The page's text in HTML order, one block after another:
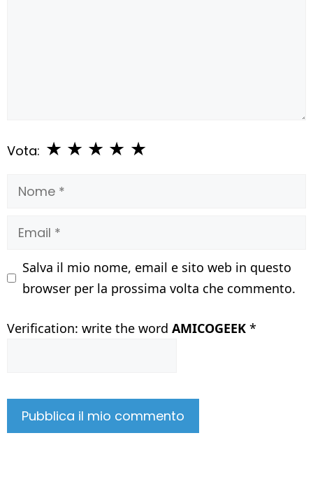
Vota: ★
★
★
★
★
Nome
Email
Salva il mio nome, email e sito web in questo
browser per la prossima volta che commento.
Verification: write the word AMICOGEEK *